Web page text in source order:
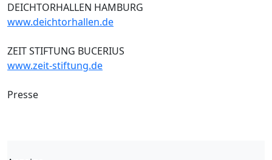
DEICHTORHALLEN HAMBURG
www.deichtorhallen.de
ZEIT STIFTUNG BUCERIUS
www.zeit-stiftung.de
Presse